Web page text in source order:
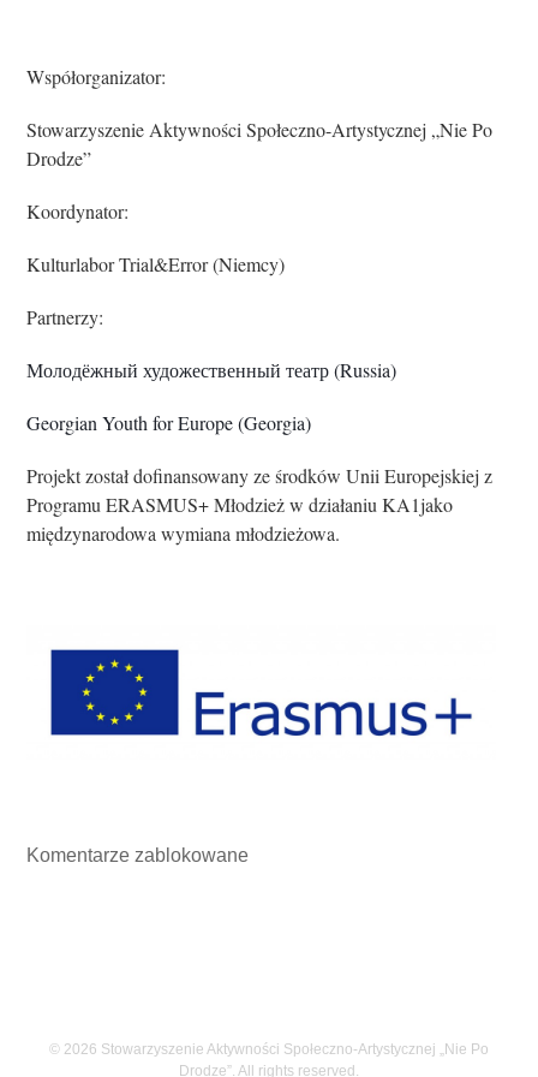
Współorganizator:
Stowarzyszenie Aktywności Społeczno-Artystycznej „Nie Po
Drodze”
Koordynator:
Kulturlabor Trial&Error (Niemcy)
Partnerzy:
Молодёжный художественный театр (Russia)
Georgian Youth for Europe (Georgia)
Projekt został dofinansowany ze środków Unii Europejskiej z
Programu ERASMUS+ Młodzież w działaniu KA1jako
międzynarodowa wymiana młodzieżowa.
Komentarze zablokowane
© 2026 Stowarzyszenie Aktywności Społeczno-Artystycznej „Nie Po
Drodze”. All rights reserved.